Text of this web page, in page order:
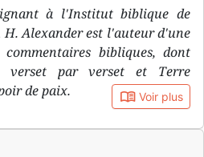
à l'Institut biblique de
H. Alexander est l'auteur d'une
bibliques, dont
verset par verset et Terre
de paix.
book_open Voir plus